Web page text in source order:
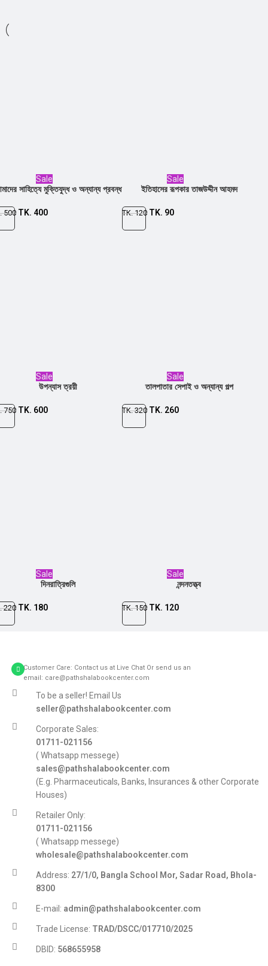
Sale
সাহিত্যে মুক্তিযুদ্ধ ও অন্যান্য প্রবন্ধ
500 TK. 400
Sale
ইতিহাসের রূপকার তাজউদ্দীন আহমদ
TK.120 TK. 90
Sale
উপন্যাস ত্রয়ী
750 TK. 600
Sale
তালপাতার সেপাই ও অন্যান্য গল্প
TK.320 TK. 260
Sale
দিনরাত্রিগুলি
220 TK. 180
Sale
নন্দনতত্ত্ব
TK.150 TK. 120
Customer Care: Contact us at Live Chat Or send us an
email: care@pathshalabookcenter.com
To be a seller! Email Us
seller@pathshalabookcenter.com
Corporate Sales:
01711-021156
( Whatsapp messege)
sales@pathshalabookcenter.com
(E.g. Pharmaceuticals, Banks, Insurances & other Corporate
Houses)
Retailer Only:
01711-021156
( Whatsapp messege)
wholesale@pathshalabookcenter.com
Address: 27/1/0, Bangla School Mor, Sadar Road, Bhola-
8300
E-mail: admin@pathshalabookcenter.com
Trade License: TRAD/DSCC/017710/2025
DBID: 568655958